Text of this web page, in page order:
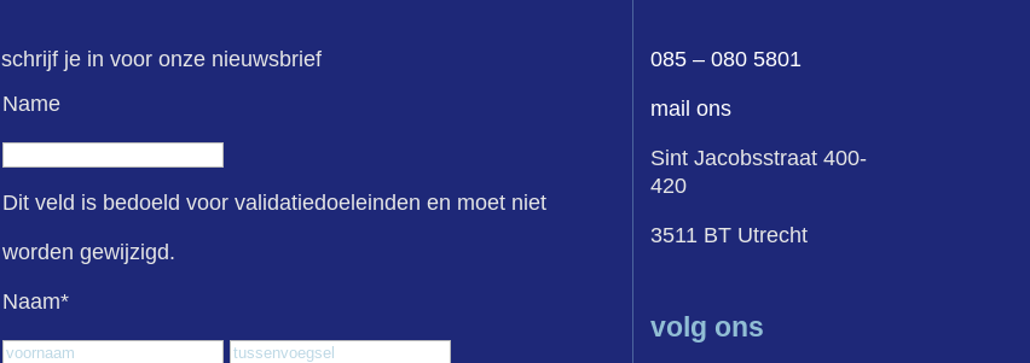
schrijf je in voor onze nieuwsbrief
Name
Dit veld is bedoeld voor validatiedoeleinden en moet niet
worden gewijzigd.
Naam*
Voornaam
Tussenvoegsel
085 – 080 5801
mail ons
Sint Jacobsstraat 400-
420
3511 BT Utrecht
volg ons